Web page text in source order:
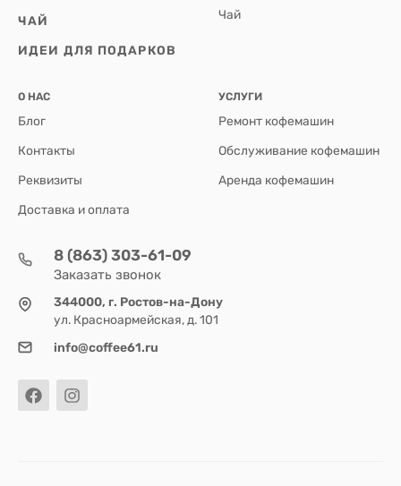
ЧАЙ
ИДЕИ ДЛЯ ПОДАРКОВ
Чай
О НАС
Блог
Контакты
Реквизиты
Доставка и оплата
УСЛУГИ
Ремонт кофемашин
Обслуживание кофемашин
Аренда кофемашин
8 (863) 303-61-09
Заказать звонок
344000, г. Ростов-на-Дону
ул. Красноармейская, д. 101
info@coffee61.ru